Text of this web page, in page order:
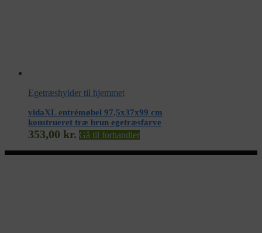
Egetræshylder til hjemmet
vidaXL entrémøbel 97,5x37x99 cm
konstrueret træ brun egetræsfarve
353,00 kr. Gå til forhandler